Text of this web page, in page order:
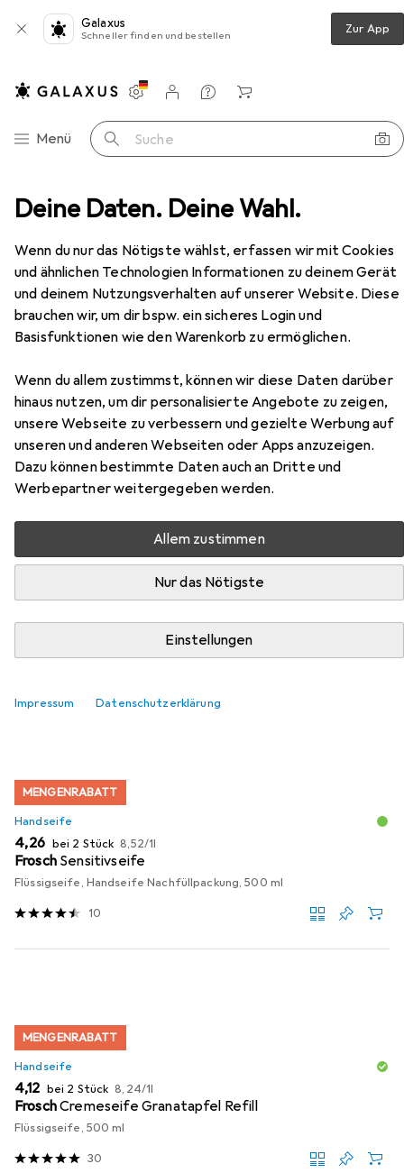
Deine Daten. Deine Wahl.
Wenn du nur das Nötigste wählst, erfassen wir mit Cookies
und ähnlichen Technologien Informationen zu deinem Gerät
und deinem Nutzungsverhalten auf unserer Website. Diese
brauchen wir, um dir bspw. ein sicheres Login und
Basisfunktionen wie den Warenkorb zu ermöglichen.
Wenn du allem zustimmst, können wir diese Daten darüber
hinaus nutzen, um dir personalisierte Angebote zu zeigen,
unsere Webseite zu verbessern und gezielte Werbung auf
unseren und anderen Webseiten oder Apps anzuzeigen.
Dazu können bestimmte Daten auch an Dritte und
Werbepartner weitergegeben werden.
Allem zustimmen
Nur das Nötigste
Einstellungen
Impressum Datenschutzerklärung
Galaxus
Schneller finden und bestellen Zur App
Navigation nach Kategorien
Menü Suche
Einstellungen
Kundenkonto
Vergleichslisten
Merklisten
Warenkorb
Seifenspender + Seifenschale Diaqua Detre
Diaqua Detre
Zubehör für Diaqua Detre
Hier findest du passendes Zubehör zum Produkt Diaqua
Detre aus der Kategorie Handseife.
MENGENRABATT
Handseife
EUR
4,26 bei 2 Stück EUR
8,52/1l
Frosch Sensitivseife
Flüssigseife, Handseife Nachfüllpackung, 500 ml
10
MENGENRABATT
Handseife
EUR
4,12 bei 2 Stück EUR
8,24/1l
FroschCremeseife Granatapfel Refill
Flüssigseife, 500 ml
30